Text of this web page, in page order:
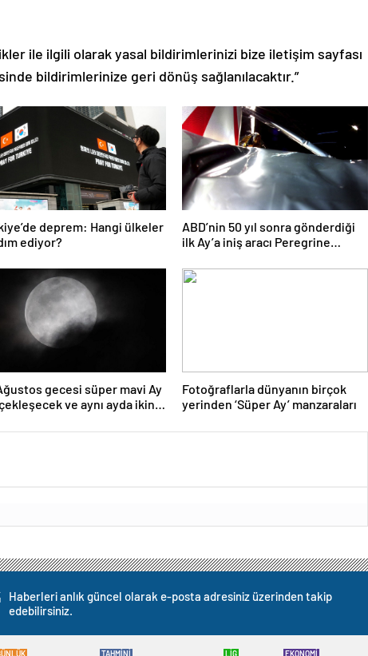
ile ilgili olarak yasal bildirimlerinizi bize iletişim sayfası
bildirimlerinize geri dönüş sağlanılacaktır.”
deprem: Hangi ülkeler
ediyor?
ABD’nin 50 yıl sonra gönderdiği
ilk Ay’a iniş aracı Peregrine
düştü
gecesi süper mavi Ay
ve aynı ayda ikinci
Fotoğraflarla dünyanın birçok
yerinden ‘Süper Ay’ manzaraları
Haberleri anlık güncel olarak e-posta adresiniz üzerinden takip
edebilirsiniz.
TAHMİNİ LİG EKONOMİ